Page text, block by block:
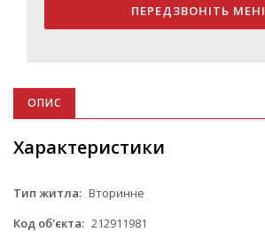
ПЕРЕДЗВОНІТЬ МЕНІ
ОПИС
Характеристики
Тип житла: Вторинне
Код об'єкта: 212911981